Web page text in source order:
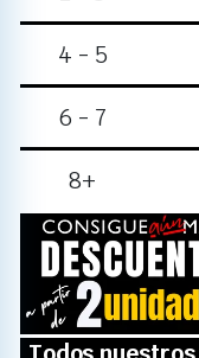
4 - 5
6 - 7
8+